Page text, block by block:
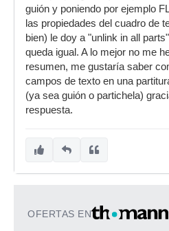
guión y poniendo por ejemplo
las propiedades del cuadro de
bien) le doy a "unlink in all
queda igual. A lo mejor no me
resumen, me gustaría saber
campos de texto en una
(ya sea guión o partichela)
respuesta.
OFERTAS EN